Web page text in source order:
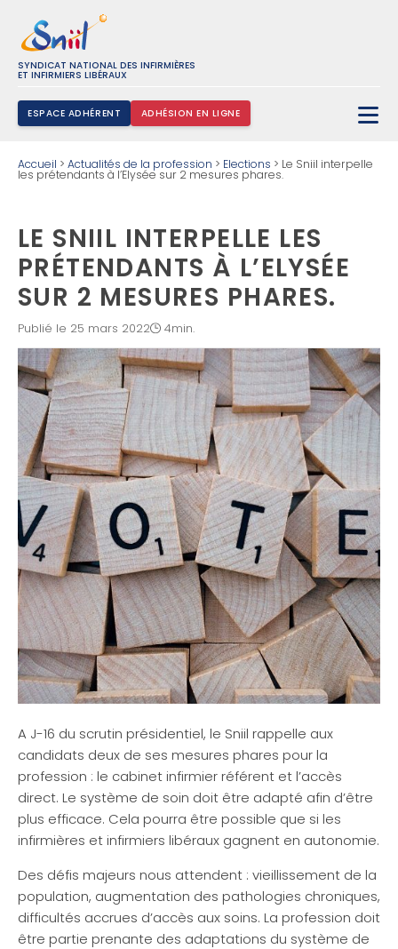
SYNDICAT NATIONAL DES INFIRMIÈRES
ET INFIRMIERS LIBÉRAUX
ESPACE ADHÉRENT ADHÉSION EN LIGNE
Accueil > Actualités de la profession > Elections > Le Sniil interpelle
les prétendants à l’Elysée sur 2 mesures phares.
LE SNIIL INTERPELLE LES
PRÉTENDANTS À L’ELYSÉE
SUR 2 MESURES PHARES.
Publié le 25 mars 2022 4min.
A J-16 du scrutin présidentiel, le Sniil rappelle aux
candidats deux de ses mesures phares pour la
profession : le cabinet infirmier référent et l’accès
direct. Le système de soin doit être adapté afin d’être
plus efficace. Cela pourra être possible que si les
infirmières et infirmiers libéraux gagnent en autonomie.
Des défis majeurs nous attendent : vieillissement de la
population, augmentation des pathologies chroniques,
difficultés accrues d’accès aux soins. La profession doit
être partie prenante des adaptations du système de